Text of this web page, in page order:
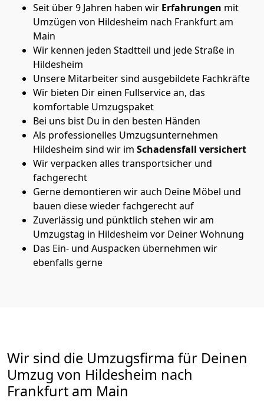
Seit über 9 Jahren haben wir Erfahrungen mit
Umzügen von Hildesheim nach Frankfurt am
Main
Wir kennen jeden Stadtteil und jede Straße in
Hildesheim
Unsere Mitarbeiter sind ausgebildete Fachkräfte
Wir bieten Dir einen Fullservice an, das
komfortable Umzugspaket
Bei uns bist Du in den besten Händen
Als professionelles Umzugsunternehmen
Hildesheim sind wir im Schadensfall versichert
Wir verpacken alles transportsicher und
fachgerecht
Gerne demontieren wir auch Deine Möbel und
bauen diese wieder fachgerecht auf
Zuverlässig und pünktlich stehen wir am
Umzugstag in Hildesheim vor Deiner Wohnung
Das Ein- und Auspacken übernehmen wir
ebenfalls gerne
Wir sind die Umzugsfirma für Deinen
Umzug von Hildesheim nach
Frankfurt am Main